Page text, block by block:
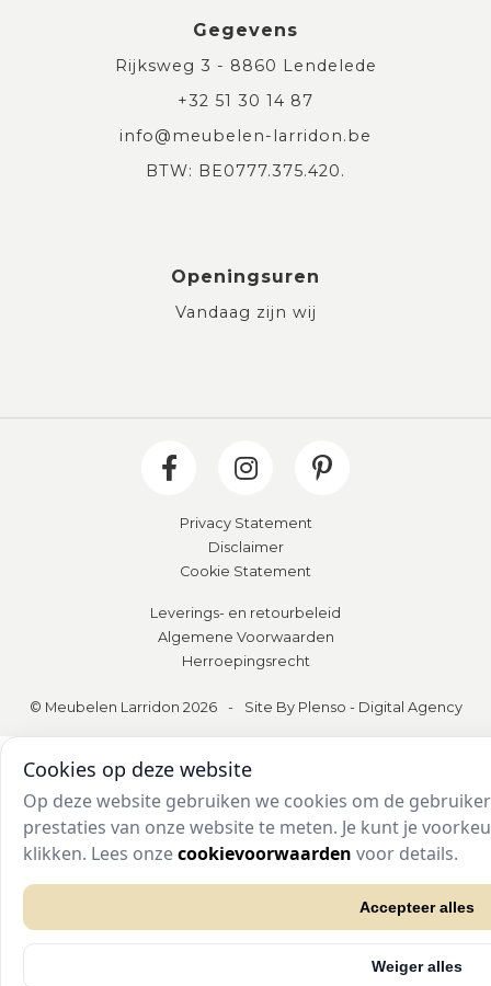
Gegevens
Rijksweg 3 - 8860 Lendelede
+32 51 30 14 87
info@meubelen-larridon.be
BTW: BE0777.375.420.
Openingsuren
Vandaag zijn wij
Privacy Statement
Disclaimer
Cookie Statement
Leverings- en retourbeleid
Algemene Voorwaarden
Herroepingsrecht
© Meubelen Larridon 2026 - Site By Plenso - Digital Agency
Cookies op deze website
Op deze website gebruiken we cookies om de
prestaties van onze website te meten. Je kunt je
klikken. Lees onzecookievoorwaarden voor details.
Accepteer alles
Weiger alles